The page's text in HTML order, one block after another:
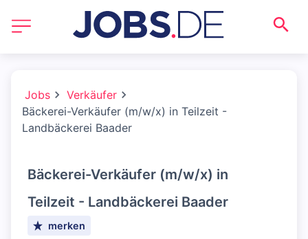
Jobs
Verkäufer
Bäckerei-Verkäufer (m/w/x) in Teilzeit -
Landbäckerei Baader
Bäckerei-Verkäufer (m/w/x) in
Teilzeit - Landbäckerei Baader
merken